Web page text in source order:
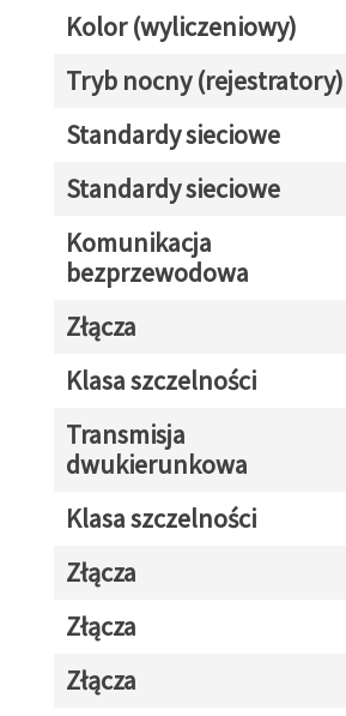
Kolor (wyliczeniowy)
Tryb nocny (rejestratory)
Standardy sieciowe
Standardy sieciowe
Komunikacja
bezprzewodowa
Złącza
Klasa szczelności
Transmisja
dwukierunkowa
Klasa szczelności
Złącza
Złącza
Złącza